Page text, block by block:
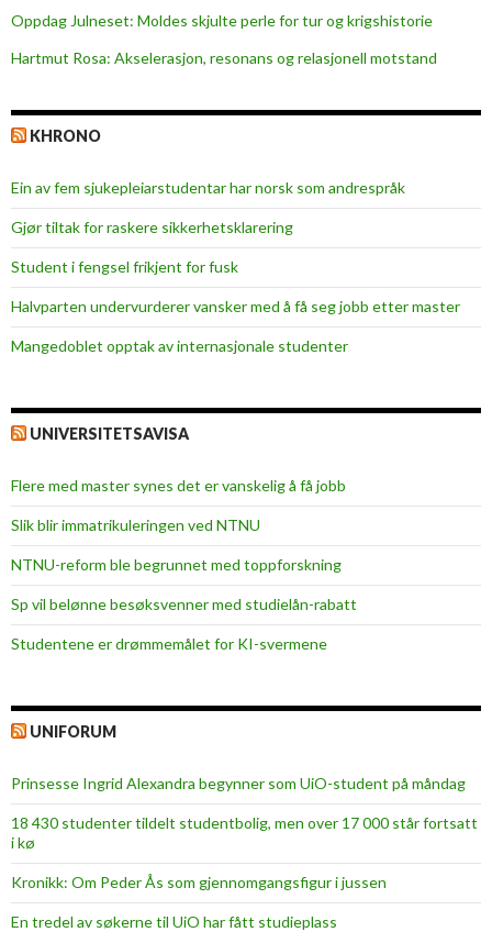
Oppdag Julneset: Moldes skjulte perle for tur og krigshistorie
Hartmut Rosa: Akselerasjon, resonans og relasjonell motstand
KHRONO
Ein av fem sjukepleiar­studentar har norsk som andrespråk
Gjør tiltak for raskere sikkerhets­klarering
Student i fengsel frikjent for fusk
Halvparten undervurderer vansker med å få seg jobb etter master
Mangedoblet opptak av internasjonale studenter
UNIVERSITETSAVISA
Flere med master synes det er vanskelig å få jobb
Slik blir immatrikuleringen ved NTNU
NTNU-reform ble begrunnet med toppforskning
Sp vil belønne besøksvenner med studielån-rabatt
Studentene er drømmemålet for KI-svermene
UNIFORUM
Prinsesse Ingrid Alexandra begynner som UiO-student på måndag
18 430 studenter tildelt studentbolig, men over 17 000 står fortsatt
i kø
Kronikk: Om Peder Ås som gjennomgangsfigur i jussen
En tredel av søkerne til UiO har fått studieplass